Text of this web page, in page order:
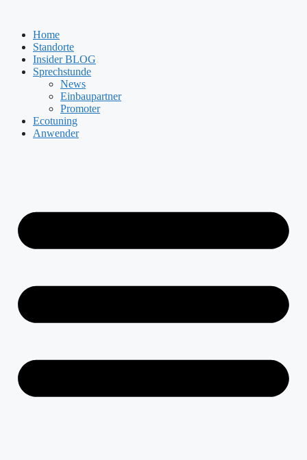
springenHome
Standorte
Insider BLOG
Sprechstunde
News
Einbaupartner
Promoter
Ecotuning
Anwender